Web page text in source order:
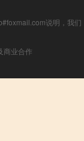
说明，我们
商业合作